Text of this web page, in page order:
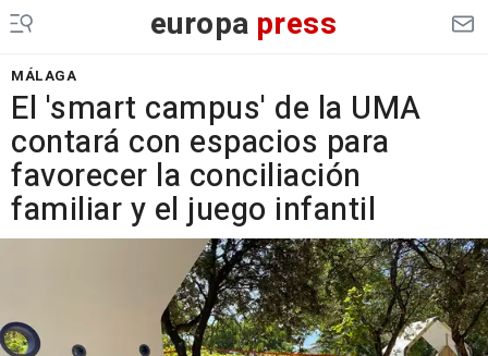
europa press
MÁLAGA
El 'smart campus' de la UMA
contará con espacios para
favorecer la conciliación
familiar y el juego infantil